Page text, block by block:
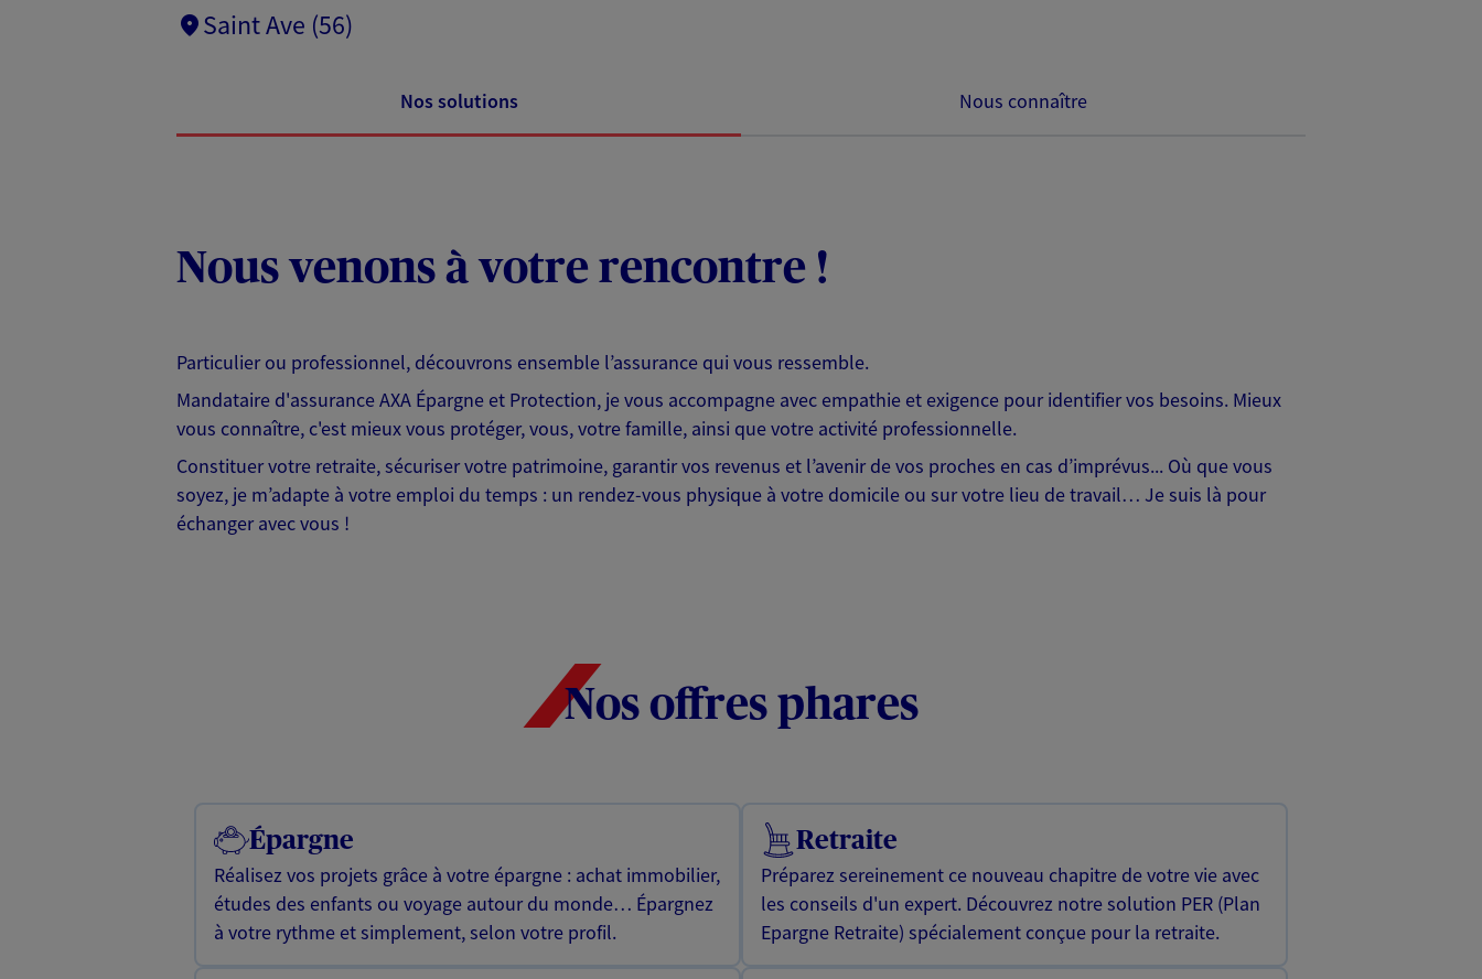
Saint Ave (56)
Nos solutions Nous connaître
Nous venons à votre rencontre !
Particulier ou professionnel, découvrons ensemble l’assurance qui vous ressemble.
Mandataire d'assurance AXA Épargne et Protection, je vous accompagne avec empathie et exigence pour identifier vos besoins. Mieux
vous connaître, c'est mieux vous protéger, vous, votre famille, ainsi que votre activité professionnelle.
Constituer votre retraite, sécuriser votre patrimoine, garantir vos revenus et l’avenir de vos proches en cas d’imprévus... Où que vous
soyez, je m’adapte à votre emploi du temps : un rendez-vous physique à votre domicile ou sur votre lieu de travail… Je suis là pour
échanger avec vous !
Nos offres phares
Épargne
Réalisez vos projets grâce à votre épargne : achat immobilier,
études des enfants ou voyage autour du monde… Épargnez
à votre rythme et simplement, selon votre profil.
Retraite
Préparez sereinement ce nouveau chapitre de votre vie avec
les conseils d'un expert. Découvrez notre solution PER (Plan
Epargne Retraite) spécialement conçue pour la retraite.